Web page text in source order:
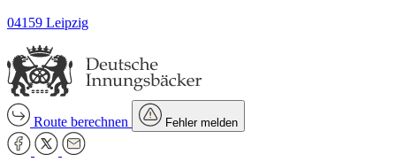
04159 Leipzig
Route berechnen Fehler melden